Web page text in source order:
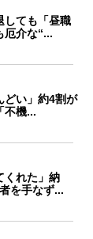
しても「昼職
介な“...
どい」約4割が
不機...
くれた」納
を手なず...